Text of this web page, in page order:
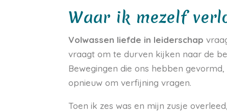
Waar ik mezelf
Volwassen liefde in leiderschap
vraagt om te durven kijken naar de
Bewegingen die ons hebben
opnieuw om verfijning vragen.
Toen ik zes was en mijn zusje